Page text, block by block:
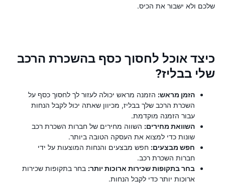
שלכם ולא ישבור את הכיס.
כיצד אוכל לחסוך כסף בהשכרת הרכב
שלי בבליז?
הזמן מראש: הזמנה מראש יכולה לעזור לך לחסוך כסף על
השכרת הרכב שלך בבליז, מכיוון שאתה יכול לקבל הנחות
עבור הזמנה מוקדמת.
השוואת מחירים: השווה מחירים של חברות השכרת רכב
שונות כדי למצוא את העסקה הטובה ביותר.
חפש מבצעים: חפש מבצעים והנחות המוצעות על ידי
חברות השכרת רכב.
בחר בתקופות שכירות ארוכות יותר: בחר בתקופות שכירות
ארוכות יותר כדי לקבל הנחות.